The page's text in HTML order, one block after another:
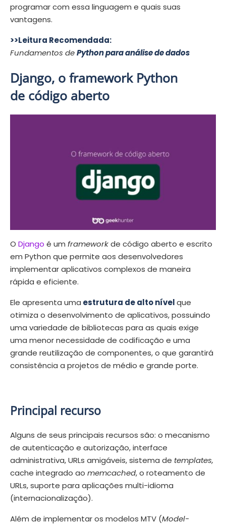
programar com essa linguagem e quais suas
vantagens.
>>Leitura Recomendada:
Fundamentos dePython para análise de dados
Django, o framework Python
de código aberto
O Django é um frameworkde código aberto e escrito
em Python que permite aos desenvolvedores
implementar aplicativos complexos de maneira
rápida e eficiente.
Ele apresenta uma estrutura de alto nívelque
otimiza o desenvolvimento de aplicativos, possuindo
uma variedade de bibliotecas para as quais exige
uma menor necessidade de codificação e uma
grande reutilização de componentes, o que garantirá
consistência a projetos de médio e grande porte.
Principal recurso
Alguns de seus principais recursos são: o mecanismo
de autenticação e autorização, interface
administrativa, URLs amigáveis, sistema de templates,
cache integrado ao memcached, o roteamento de
URLs, suporte para aplicações multi-idioma
(internacionalização).
Além de implementar os modelos MTV (Model-